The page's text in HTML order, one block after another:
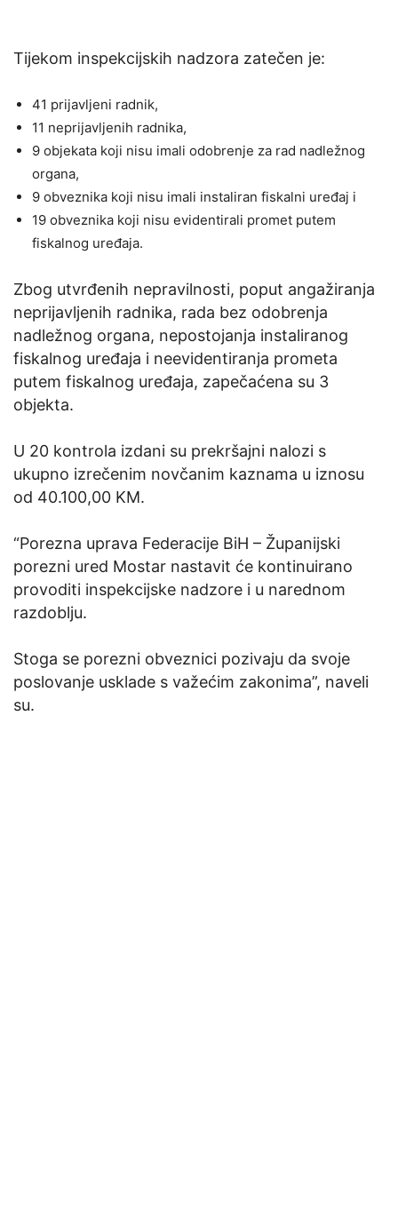
Tijekom inspekcijskih nadzora zatečen je:
41 prijavljeni radnik,
11 neprijavljenih radnika,
9 objekata koji nisu imali odobrenje za rad nadležnog
organa,
9 obveznika koji nisu imali instaliran fiskalni uređaj i
19 obveznika koji nisu evidentirali promet putem
fiskalnog uređaja.
Zbog utvrđenih nepravilnosti, poput angažiranja
neprijavljenih radnika, rada bez odobrenja
nadležnog organa, nepostojanja instaliranog
fiskalnog uređaja i neevidentiranja prometa
putem fiskalnog uređaja, zapečaćena su 3
objekta.
U 20 kontrola izdani su prekršajni nalozi s
ukupno izrečenim novčanim kaznama u iznosu
od 40.100,00 KM.
“Porezna uprava Federacije BiH – Županijski
porezni ured Mostar nastavit će kontinuirano
provoditi inspekcijske nadzore i u narednom
razdoblju.
Stoga se porezni obveznici pozivaju da svoje
poslovanje usklade s važećim zakonima”, naveli
su.